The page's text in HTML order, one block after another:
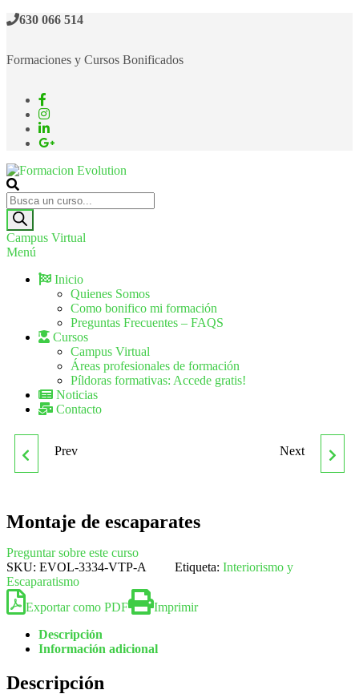
630 066 514
Formaciones y Cursos Bonificados
Formacion Evolution
Cursos de formación continua
Campus Virtual
Menú
Inicio
Quienes Somos
Como bonifico mi formación
Preguntas Frecuentes – FAQS
Cursos
Campus Virtual
Áreas profesionales de formación
Píldoras formativas: Accede gratis!
Noticias
Contacto
MODELOS DE DATOS Y
UNA BASE DE DATOS
Prev NÓMINAS, SEGURIDAD
CONTRATACIÓN EN
INSTITUCIONES
SANITARIAS
Next
Montaje de escaparates
Preguntar sobre este curso
SKU: EVOL-3334-VTP-A Etiqueta: Interiorismo y
Escaparatismo
Exportar como PDF
Imprimir
Descripción
Información adicional
Descripción